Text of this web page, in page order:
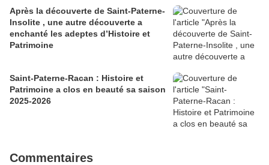
Après la découverte de Saint-Paterne-
Insolite , une autre découverte a
enchanté les adeptes d’Histoire et
Patrimoine
Saint-Paterne-Racan : Histoire et
Patrimoine a clos en beauté sa saison
2025-2026
Commentaires